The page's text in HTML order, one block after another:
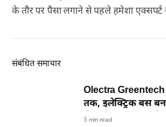
के तौर पर पैसा लगाने से पहले हमेशा
संबंधित समाचार
Olectra
तक, इलेक्ट्रिक बस
शेयर आज क्यों उछले?
3 min read